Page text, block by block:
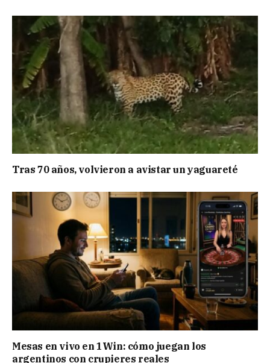
Tras 70 años, volvieron a avistar un yaguareté
Mesas en vivo en 1Win: cómo juegan los
argentinos con crupieres reales